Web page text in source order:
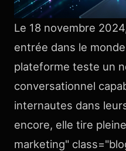
Le 18 novembre
entrée dans le
plateforme teste un
conversationnel
internautes dans
encore, elle tire
marketing"